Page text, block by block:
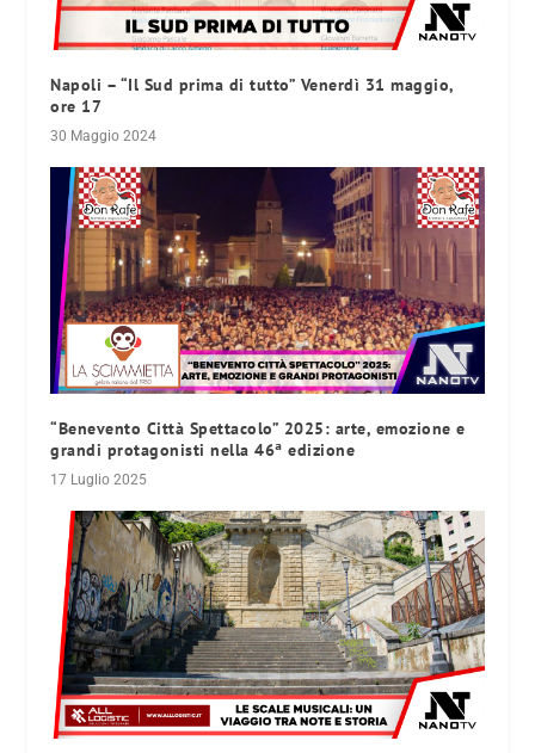
Napoli – “Il Sud prima di tutto” Venerdì 31 maggio,
ore 17
30 Maggio 2024
“Benevento Città Spettacolo” 2025: arte, emozione e
grandi protagonisti nella 46ª edizione
17 Luglio 2025